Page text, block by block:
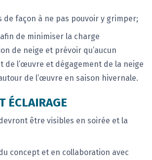
de façon à ne pas pouvoir y grimper;
de minimiser la charge
de neige et prévoir qu’aucun
de l’œuvre et dégagement de la neige
de l’œuvre en saison hivernale.
ÉCLAIRAGE
être visibles en soirée et la
concept et en collaboration avec